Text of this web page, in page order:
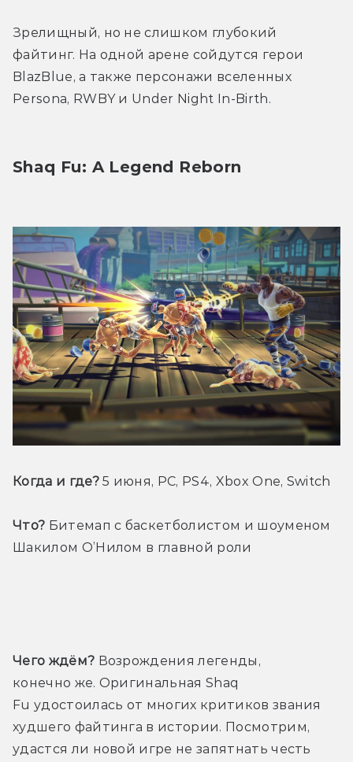
Зрелищный, но не слишком глубокий
файтинг. На одной арене сойдутся герои
BlazBlue, а также персонажи вселенных
Persona, RWBY и Under Night In-Birth.
Shaq Fu: A Legend Reborn
Когда и где? 5 июня, PC, PS4, Xbox One, Switch
Что? Битемап с баскетболистом и шоуменом
Шакилом О’Нилом в главной роли
Чего ждём? Возрождения легенды,
конечно же. Оригинальная Shaq
Fu удостоилась от многих критиков звания
худшего файтинга в истории. Посмотрим,
удастся ли новой игре не запятнать честь